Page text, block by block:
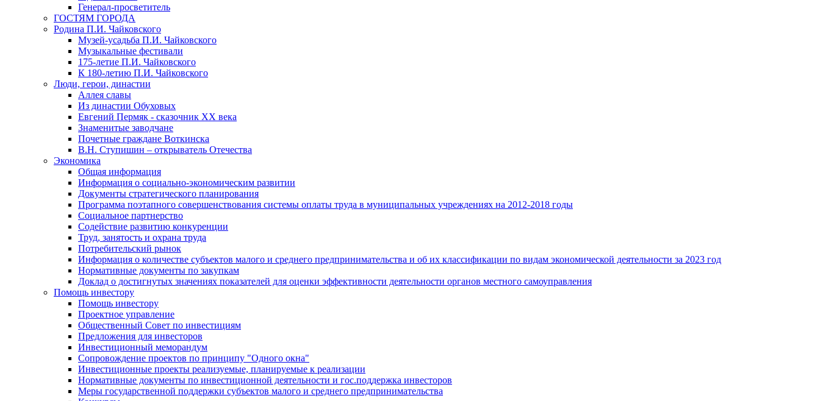
Генерал-просветитель
ГОСТЯМ ГОРОДА
Родина П.И. Чайковского
Музей-усадьба П.И. Чайковского
Музыкальные фестивали
175-летие П.И. Чайковского
К 180-летию П.И. Чайковского
Люди, герои, династии
Аллея славы
Из династии Обуховых
Евгений Пермяк - сказочник XX века
Знаменитые заводчане
Почетные граждане Воткинска
В.Н. Ступишин – открыватель Отечества
Экономика
Общая информация
Информация о социально-экономическим развитии
Документы стратегического планирования
Программа поэтапного совершенствования системы оплаты труда в муниципальных учреждениях на 2012-2018 годы
Социальное партнерство
Содействие развитию конкуренции
Труд, занятость и охрана труда
Потребительский рынок
Информация о количестве субъектов малого и среднего предпринимательства и об их классификации по видам экономической деятельности за 2023 год
Нормативные документы по закупкам
Доклад о достигнутых значениях показателей для оценки эффективности деятельности органов местного самоуправления
Помощь инвестору
Помощь инвестору
Проектное управление
Общественный Совет по инвестициям
Предложения для инвесторов
Инвестиционный меморандум
Сопровождение проектов по принципу "Oдного окна"
Инвестиционные проекты реализуемые, планируемые к реализации
Нормативные документы по инвестиционной деятельности и гос.поддержка инвесторов
Меры государственной поддержки субъектов малого и среднего предпринимательства